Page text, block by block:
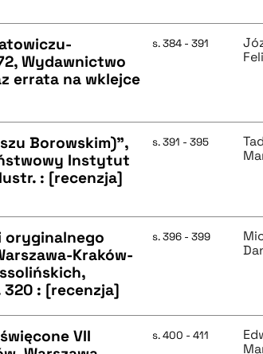
Wydawnictwo
errata na wklejce
s. 384 - 391
Borowskim)",
Instytut
: [recenzja]
s. 391 - 395
oryginalnego
Kraków-
320 : [recenzja]
s. 396 - 399
VII
s. 400 - 411